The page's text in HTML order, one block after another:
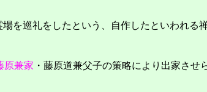
を巡礼をしたという、自作したといわれる
原兼家 ・藤原道兼父子の策略により出家させ